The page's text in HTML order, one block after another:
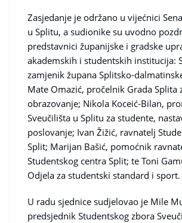
Zasjedanje je održano u vijećnici
u Splitu, a sudionike su uvodno
predstavnici županijske i gradske
akademskih i studentskih institucija:
zamjenik župana Splitsko-
Mate Omazić, pročelnik Grada Splita
obrazovanje; Nikola Koceić-Bilan,
Sveučilišta u Splitu za studente,
poslovanje; Ivan Žižić, ravnatelj
Split; Marijan Bašić, pomoćnik
Studentskog centra Split; te Toni
Odjela za studentski standard i sport.
U radu sjednice sudjelovao je Mile
predsjednik Studentskog zbora